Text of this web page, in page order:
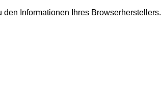
Informationen Ihres Browserherstellers.